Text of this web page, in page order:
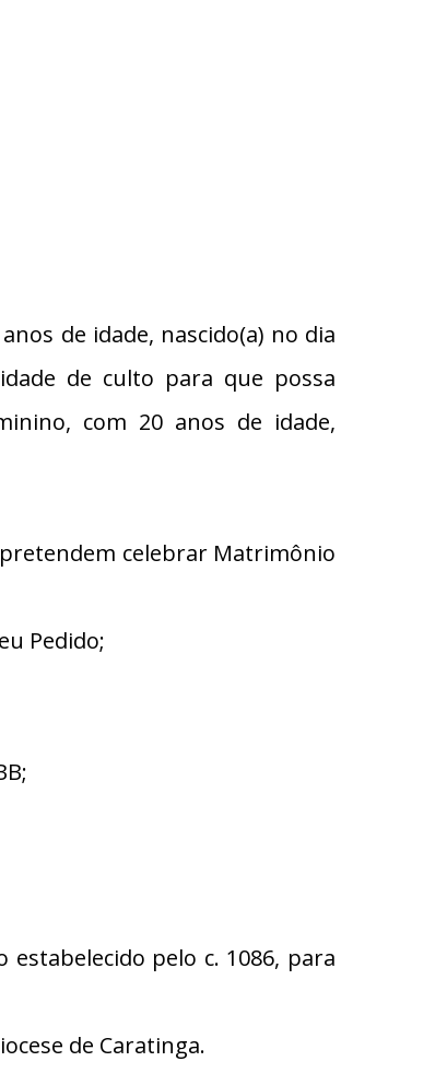
de idade, nascido(a) no dia
de culto para que possa
com 20 anos de idade,
pretendem celebrar Matrimônio
Pedido;
pelo c. 1086, para
de Caratinga.